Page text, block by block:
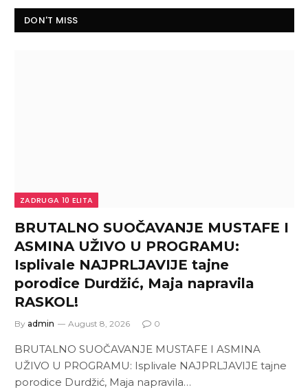
DON'T MISS
ZADRUGA 10 ELITA
BRUTALNO SUOČAVANJE MUSTAFE I
ASMINA UŽIVO U PROGRAMU:
Isplivale NAJPRLJAVIJE tajne
porodice Durdžić, Maja napravila
RASKOL!
By admin August 8, 2026 0
BRUTALNO SUOČAVANJE MUSTAFE I ASMINA
UŽIVO U PROGRAMU: Isplivale NAJPRLJAVIJE tajne
porodice Durdžić, Maja napravila…